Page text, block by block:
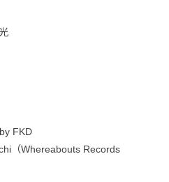
FKD
（Whereabouts Records